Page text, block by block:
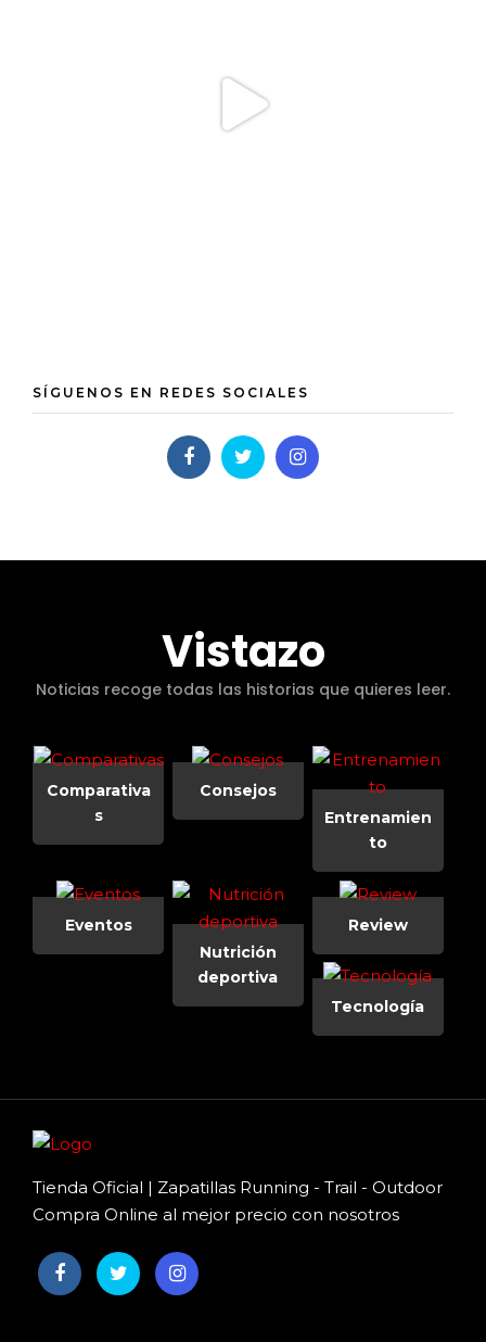
SÍGUENOS EN REDES SOCIALES
Vistazo
Noticias recoge todas las historias que quieres leer.
Comparativa
s
Consejos
Entrenamien
to
Eventos
Nutrición
deportiva
Review
Tecnología
Tienda Oficial | Zapatillas Running - Trail - Outdoor
Compra Online al mejor precio con nosotros